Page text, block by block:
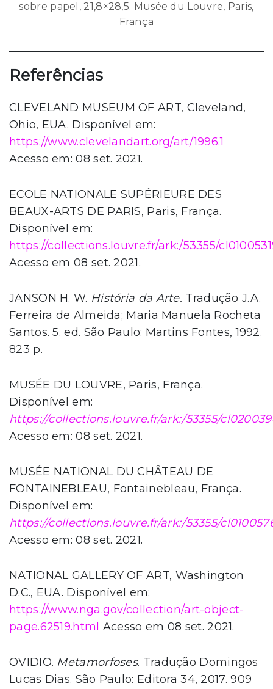
sobre papel, 21,8×28,5. Musée du Louvre, Paris,
França
Referências
CLEVELAND MUSEUM OF ART, Cleveland,
Ohio, EUA. Disponível em:
https://www.clevelandart.org/art/1996.1
Acesso em: 08 set. 2021.
ECOLE NATIONALE SUPÉRIEURE DES
BEAUX-ARTS DE PARIS, Paris, França.
Disponível em:
https://collections.louvre.fr/ark:/53355/
Acesso em 08 set. 2021.
JANSON H. W. História da Arte. Tradução J.A.
Ferreira de Almeida; Maria Manuela Rocheta
Santos. 5. ed. São Paulo: Martins Fontes, 1992.
823 p.
MUSÉE DU LOUVRE, Paris, França.
Disponível em:
https://collections.louvre.fr/ark:/53355/
Acesso em: 08 set. 2021.
MUSÉE NATIONAL DU CHÂTEAU DE
FONTAINEBLEAU, Fontainebleau, França.
Disponível em:
https://collections.louvre.fr/ark:/53355/
Acesso em: 08 set. 2021.
NATIONAL GALLERY OF ART, Washington
D.C., EUA. Disponível em:
https://www.nga.gov/collection/art-object-
page.62519.htmlAcesso em 08 set. 2021.
OVIDIO. Metamorfoses. Tradução Domingos
Lucas Dias. São Paulo: Editora 34, 2017. 909